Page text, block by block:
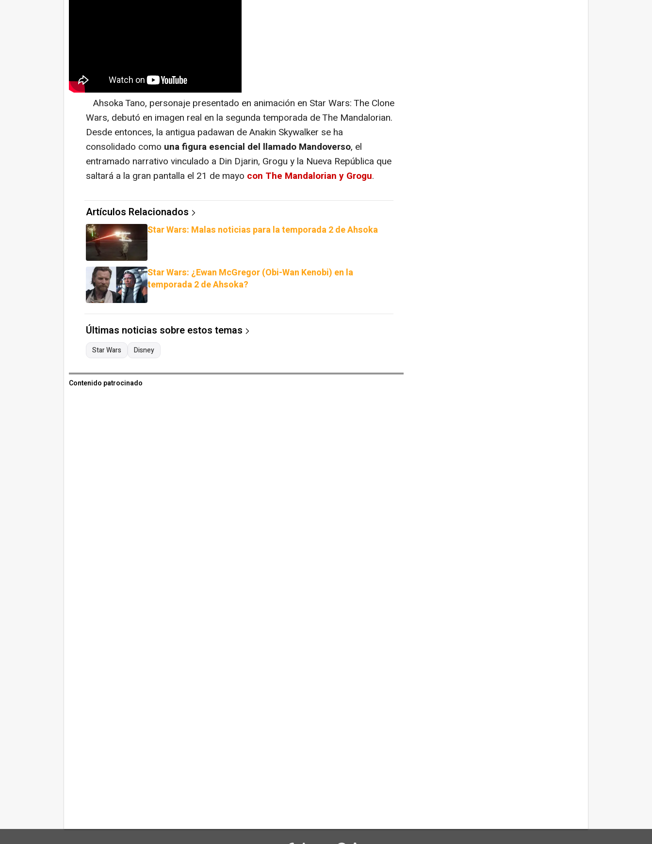
Ahsoka Tano, personaje presentado en animación en Star Wars: The Clone
Wars, debutó en imagen real en la segunda temporada de The Mandalorian.
Desde entonces, la antigua padawan de Anakin Skywalker se ha
consolidado como una figura esencial del llamado Mandoverso, el
entramado narrativo vinculado a Din Djarin, Grogu y la Nueva República que
saltará a la gran pantalla el 21 de mayo con The Mandalorian y Grogu.
Artículos Relacionados
Star Wars: Malas noticias para la temporada 2 de Ahsoka
Star Wars: ¿Ewan McGregor (Obi-Wan Kenobi) en la
temporada 2 de Ahsoka?
Últimas noticias sobre estos temas
Star Wars Disney
Contenido patrocinado